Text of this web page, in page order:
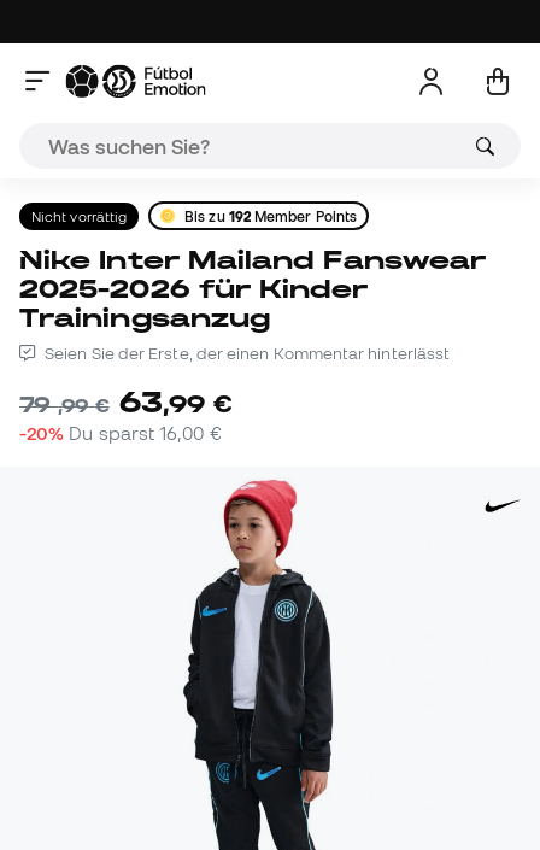
Nicht vorrättig Bis zu 192Member Points
Nike Inter Mailand Fanswear
2025-2026 für Kinder
Trainingsanzug
Seien Sie der Erste, der einen Kommentar hinterlässt
79,99 € 63,99 €
-20% Du sparst16,00 €